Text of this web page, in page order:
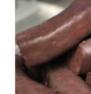
DÉTAILS